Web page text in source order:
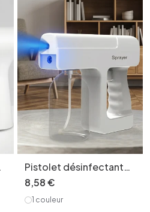
Pistolet désinfectant
antivirus à lumière
bleue, portable et sans
fil, pour une
8,58€
1 couleur